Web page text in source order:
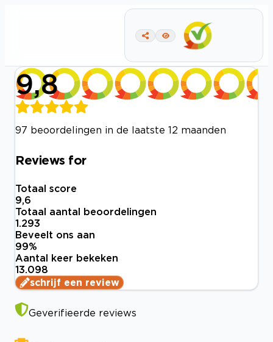
9,8
97 beoordelingen in de laatste 12 maanden
Reviews for
Totaal score
9,6
Totaal aantal beoordelingen
1.293
Beveelt ons aan
99%
Aantal keer bekeken
13.098
schrijf een review
Geverifieerde reviews